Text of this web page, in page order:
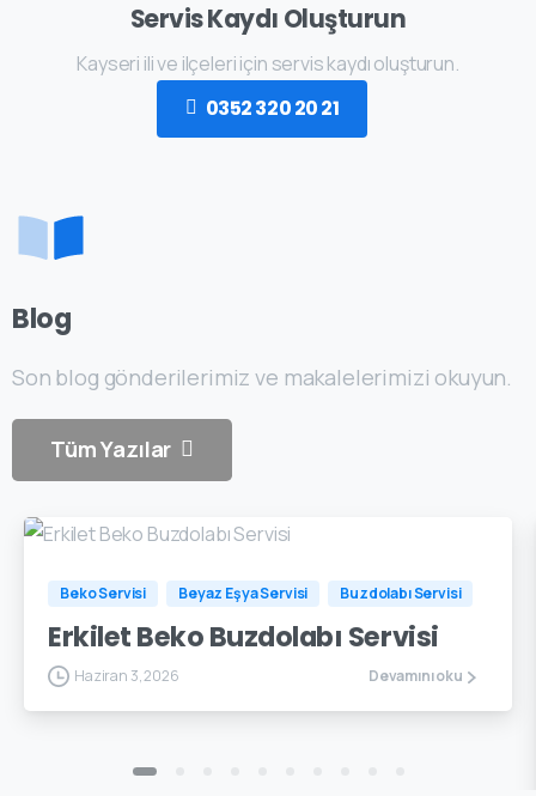
Servis Kaydı Oluşturun
Kayseri ili ve ilçeleri için servis kaydı oluşturun.
0352 320 20 21
Blog
Son blog gönderilerimiz ve makalelerimizi okuyun.
Tüm Yazılar
Beko Servisi Beyaz Eşya Servisi Buzdolabı Servisi
Erkilet Beko Buzdolabı Servisi
Haziran 3, 2026 Devamını oku